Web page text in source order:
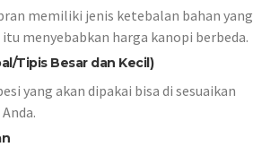
memiliki jenis ketebalan bahan yang
menyebabkan harga kanopi berbeda.
Tipis Besar dan Kecil)
yang akan dipakai bisa di sesuaikan